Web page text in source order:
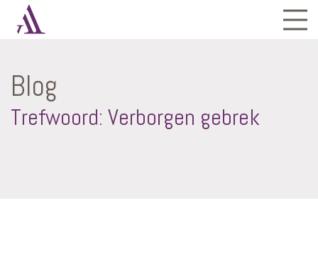
Blog
Trefwoord: Verborgen gebrek